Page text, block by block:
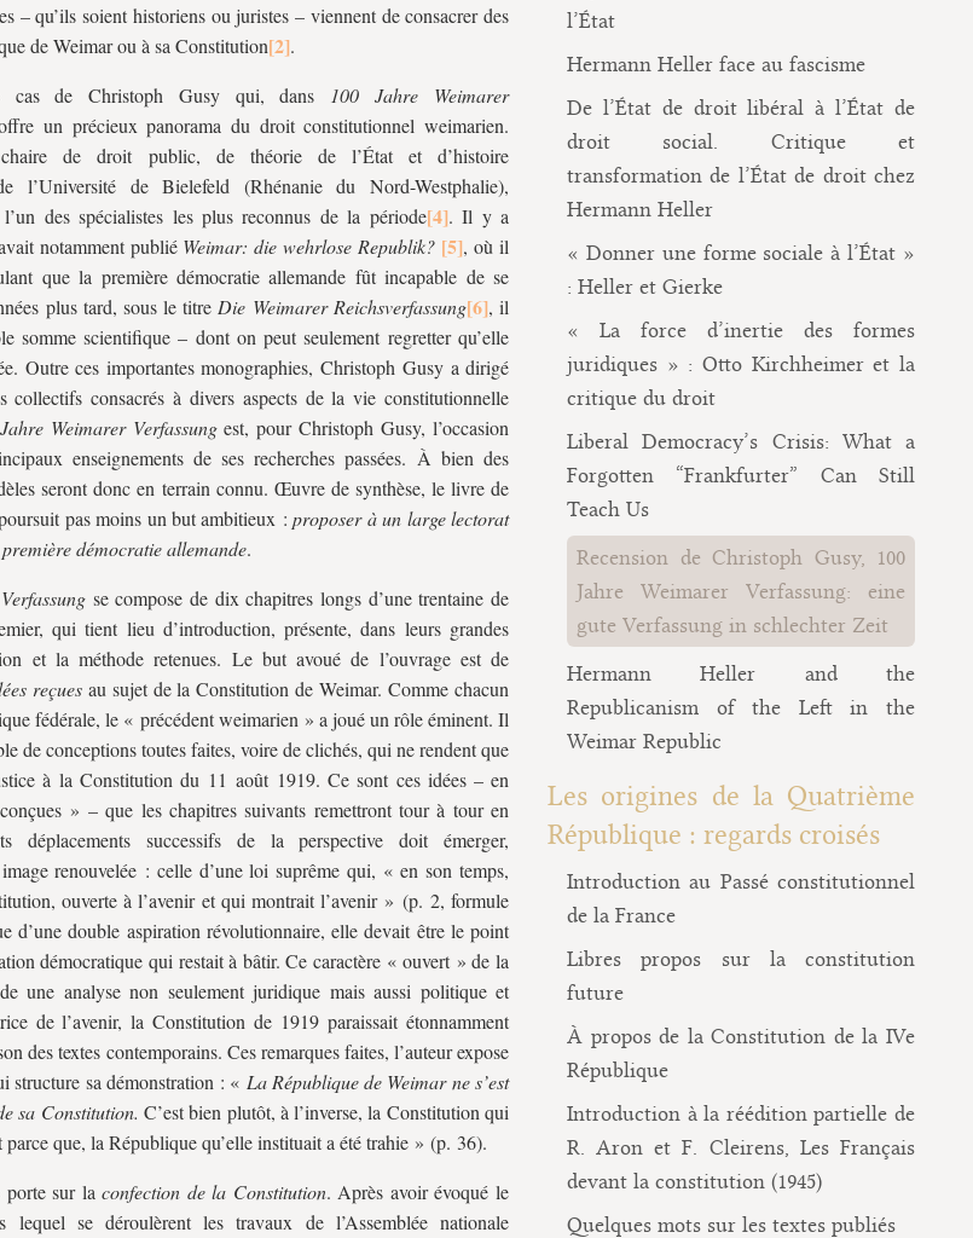
– qu’ils soient historiens ou juristes – viennent de consacrer des
de Weimar ou à sa Constitution
.
cas de Christoph Gusy qui, dans 100 Jahre Weimarer
un précieux panorama du droit constitutionnel weimarien.
de droit public, de théorie de l’État et d’histoire
l’Université de Bielefeld (Rhénanie du Nord-Westphalie),
des spécialistes les plus reconnus de la période
. Il y a
notamment publié Weimar: die wehrlose Republik?
, où il
que la première démocratie allemande fût incapable de se
plus tard, sous le titre Die Weimarer Reichsverfassung
, il
somme scientifique – dont on peut seulement regretter qu’elle
Outre ces importantes monographies, Christoph Gusy a dirigé
collectifs consacrés à divers aspects de la vie constitutionnelle
Weimarer Verfassungest, pour Christoph Gusy, l’occasion
enseignements de ses recherches passées. À bien des
seront donc en terrain connu. Œuvre de synthèse, le livre de
pas moins un but ambitieux :proposer à un large lectorat
démocratie allemande.
se compose de dix chapitres longs d’une trentaine de
qui tient lieu d’introduction, présente, dans leurs grandes
et la méthode retenues. Le but avoué de l’ouvrage est de
reçuesau sujet de la Constitution de Weimar. Comme chacun
fédérale, le « précédent weimarien » a joué un rôle éminent. Il
de conceptions toutes faites, voire de clichés, qui ne rendent que
à la Constitution du 11 août 1919. Ce sont ces idées – en
» – que les chapitres suivants remettront tour à tour en
déplacements successifs de la perspective doit émerger,
renouvelée : celle d’une loi suprême qui, « en son temps,
ouverte à l’avenir et qui montrait l’avenir » (p. 2, formule
d’une double aspiration révolutionnaire, elle devait être le point
démocratique qui restait à bâtir. Ce caractère « ouvert » de la
une analyse non seulement juridique mais aussi politique et
de l’avenir, la Constitution de 1919 paraissait étonnamment
des textes contemporains. Ces remarques faites, l’auteur expose
structure sa démonstration : « La République de Weimar ne s’est
sa Constitution. C’est bien plutôt, à l’inverse, la Constitution qui
parce que, la République qu’elle instituait a été trahie » (p. 36).
porte sur laconfection de la Constitution. Après avoir évoqué le
lequel se déroulèrent les travaux de l’Assemblée nationale
l’État
Hermann Heller face au fascisme
De l’État de droit libéral à l’État de
droit social. Critique et
transformation de l’État de droit chez
Hermann Heller
« Donner une forme sociale à l’État »
: Heller et Gierke
« La force d’inertie des formes
juridiques » : Otto Kirchheimer et la
critique du droit
Liberal Democracy’s Crisis: What a
Forgotten “Frankfurter” Can Still
Teach Us
Recension de Christoph Gusy, 100
Jahre Weimarer Verfassung: eine
gute Verfassung in schlechter Zeit
Hermann Heller and the
Republicanism of the Left in the
Weimar Republic
Les origines de la Quatrième
République : regards croisés
Introduction au Passé constitutionnel
de la France
Libres propos sur la constitution
future
À propos de la Constitution de la IVe
République
Introduction à la réédition partielle de
R. Aron et F. Cleirens, Les Français
devant la constitution (1945)
Quelques mots sur les textes publiés